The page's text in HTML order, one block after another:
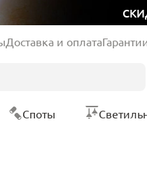
Доставка и оплата
Споты